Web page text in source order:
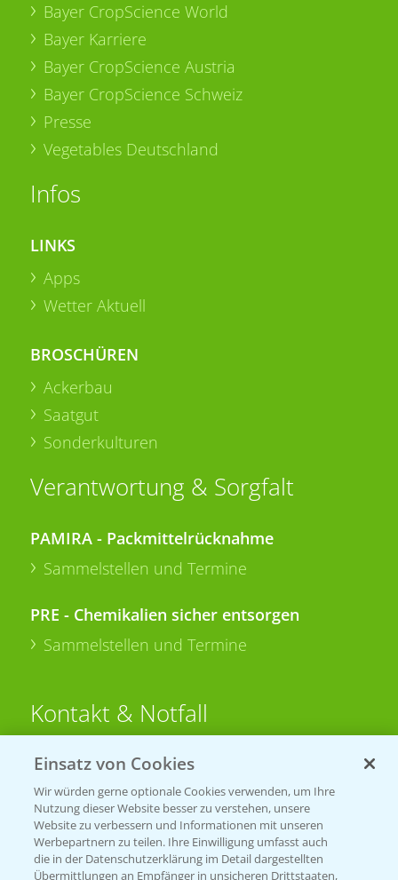
Bayer CropScience World
Bayer Karriere
Bayer CropScience Austria
Bayer CropScience Schweiz
Presse
Vegetables Deutschland
Infos
LINKS
Apps
Wetter Aktuell
BROSCHÜREN
Ackerbau
Saatgut
Sonderkulturen
Verantwortung & Sorgfalt
PAMIRA - Packmittelrücknahme
Sammelstellen und Termine
PRE - Chemikalien sicher entsorgen
Sammelstellen und Termine
Kontakt & Notfall
Beratung auf WhatsApp
T.+49 (0)174 346 564 1
KONTAKT
Einsatz von Cookies
Wir würden gerne optionale Cookies verwenden, um Ihre
Nutzung dieser Website besser zu verstehen, unsere
Website zu verbessern und Informationen mit unseren
Werbepartnern zu teilen. Ihre Einwilligung umfasst auch
die in der Datenschutzerklärung im Detail dargestellten
Übermittlungen an Empfänger in unsicheren Drittstaaten,